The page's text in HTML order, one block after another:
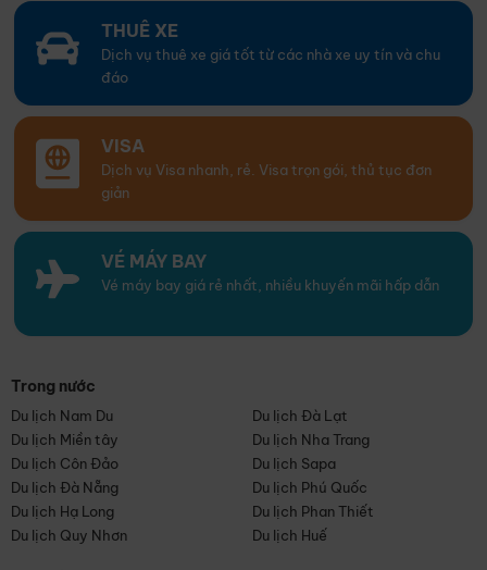
THUÊ XE
Dịch vụ thuê xe giá tốt từ các nhà xe uy tín và chu
đáo
VISA
Dịch vụ Visa nhanh, rẻ. Visa trọn gói, thủ tục đơn
giản
VÉ MÁY BAY
Vé máy bay giá rẻ nhất, nhiều khuyến mãi hấp dẫn
Trong nước
Du lịch Nam Du
Du lịch Đà Lạt
Du lịch Miền tây
Du lịch Nha Trang
Du lịch Côn Đảo
Du lịch Sapa
Du lịch Đà Nẵng
Du lịch Phú Quốc
Du lịch Hạ Long
Du lịch Phan Thiết
Du lịch Quy Nhơn
Du lịch Huế